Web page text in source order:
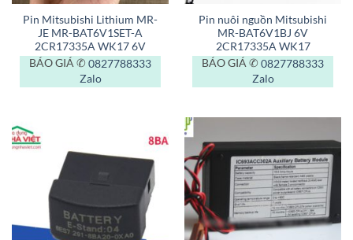
Pin Mitsubishi Lithium MR-
JE MR-BAT6V1SET-A
2CR17335A WK17 6V
BÁO GIÁ ✆ 0827788333
Zalo
Pin nuôi nguồn Mitsubishi
MR-BAT6V1BJ 6V
2CR17335A WK17
BÁO GIÁ ✆ 0827788333
Zalo